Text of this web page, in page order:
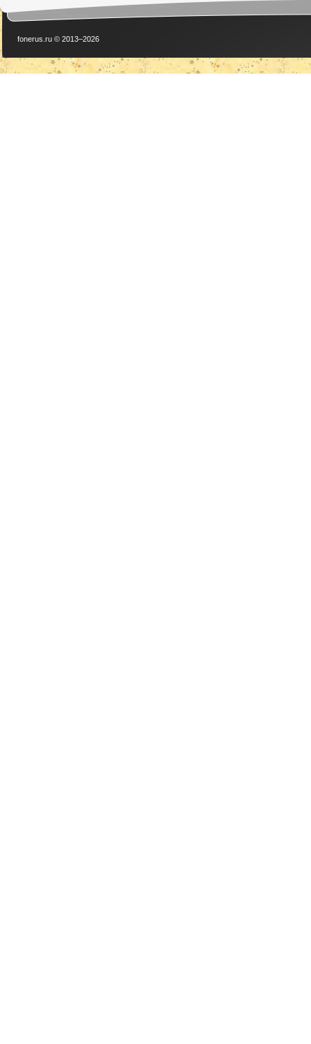
fonerus.ru © 2013–2026